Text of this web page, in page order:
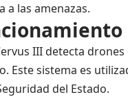
a las amenazas.
III detecta
Este sistema es
del Estado.